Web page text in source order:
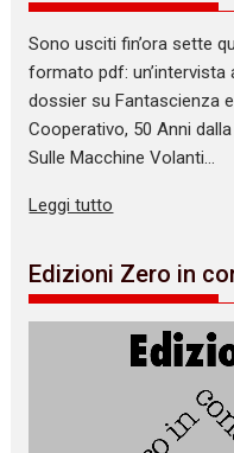
Sono usciti fin’ora sette
formato pdf: un’intervista
dossier su Fantascienza
Cooperativo, 50 Anni
Sulle Macchine Volanti…
Leggi tutto
Edizioni Zero in